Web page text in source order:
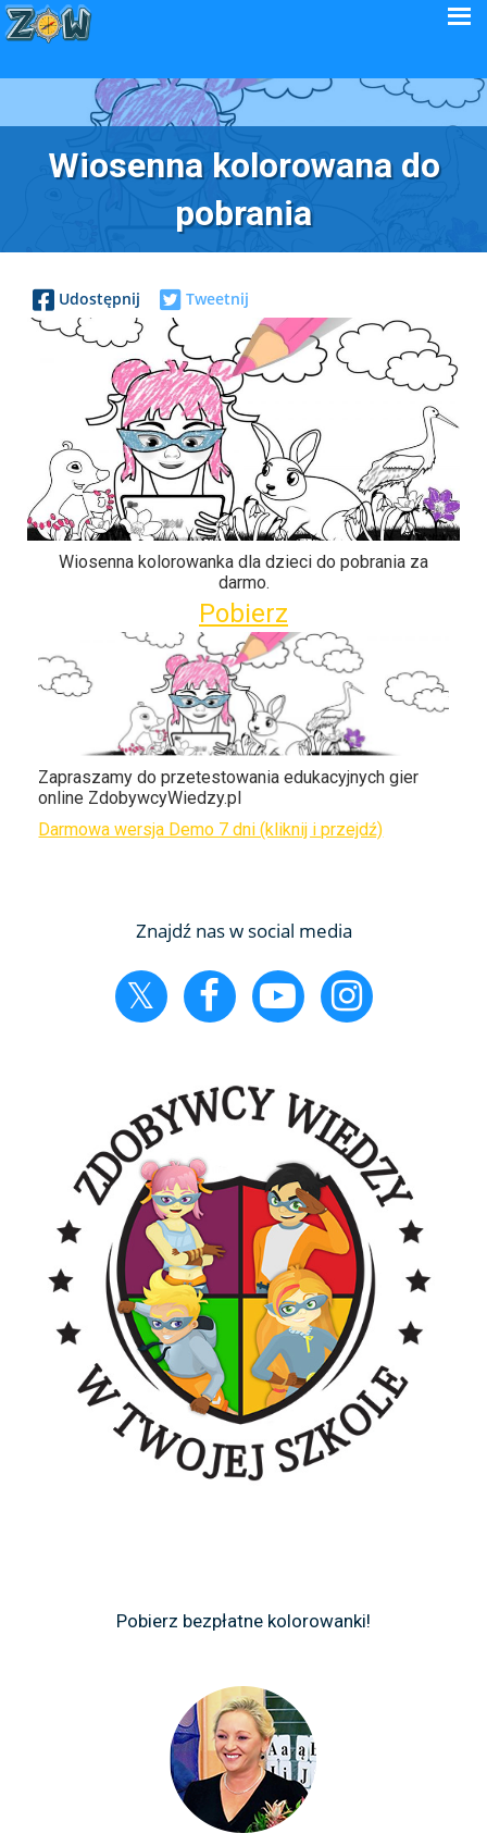
Wiosenna kolorowana do
pobrania
Udostępnij Tweetnij
Wiosenna kolorowanka dla dzieci do pobrania za
darmo.
Pobierz
Zapraszamy do przetestowania edukacyjnych gier
online ZdobywcyWiedzy.pl
Darmowa wersja Demo 7 dni (kliknij i przejdź)
Znajdź nas w social media
Pobierz bezpłatne kolorowanki!